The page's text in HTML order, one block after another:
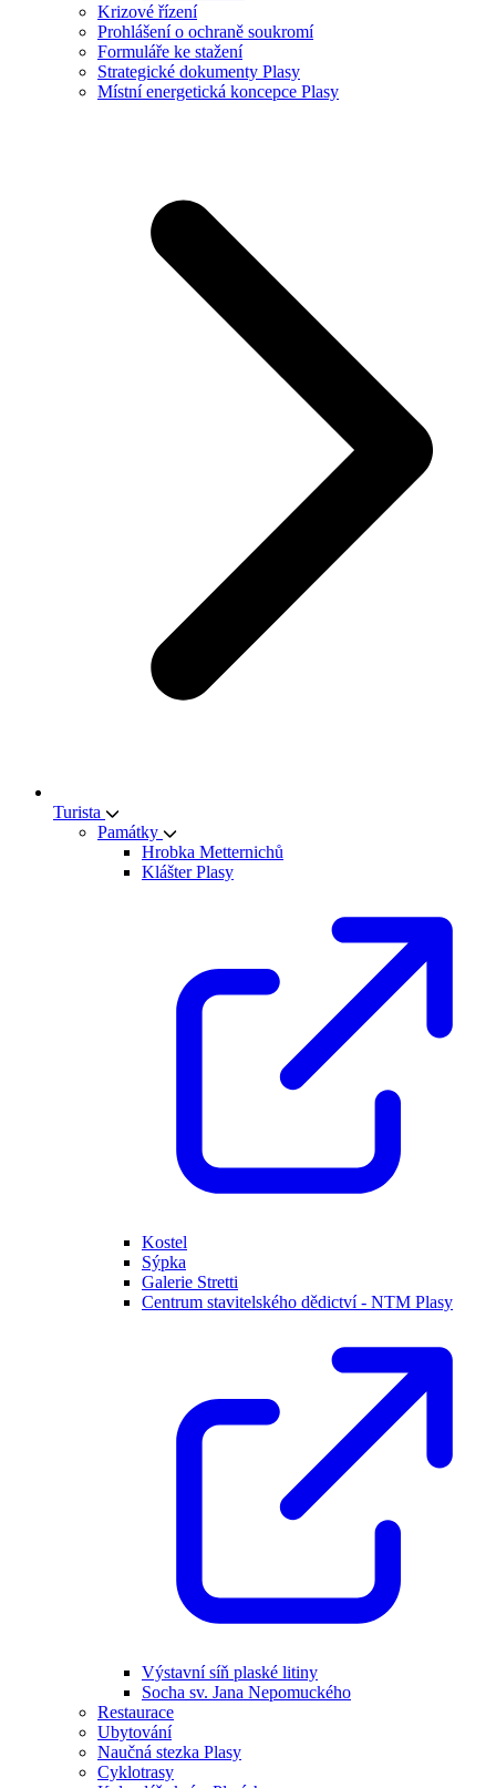
Krizové řízení
Prohlášení o ochraně soukromí
Formuláře ke stažení
Strategické dokumenty Plasy
Místní energetická koncepce Plasy
Turista
Památky
Hrobka Metternichů
Klášter Plasy
Kostel
Sýpka
Galerie Stretti
Centrum stavitelského dědictví - NTM Plasy
Výstavní síň plaské litiny
Socha sv. Jana Nepomuckého
Restaurace
Ubytování
Naučná stezka Plasy
Cyklotrasy